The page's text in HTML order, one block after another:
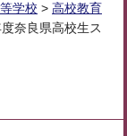
学校 > 高校教育
奈良県高校生ス